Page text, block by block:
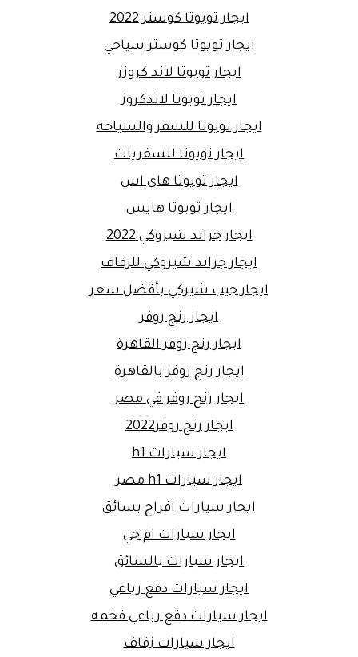
ايجار تويوتا كوستر 2022
ايجار تويوتا كوستر سياحي
ايجار تويوتا لاند كروزر
ايجار تويوتا لاندكروز
ايجار تويوتا للسفر والسياحة
ايجار تويوتا للسفريات
ايجار تويوتا هاي اس
ايجار تويوتا هايس
ايجار جراند شيروكي 2022
ايجار جراند شيروكي للزفاف
ايجار جيب شيركي بأفضل سعر
ايجار رنج روفر
ايجار رنج روفر القاهرة
ايجار رنج روفر بالقاهرة
ايجار رنج روفر في مصر
ايجار رنج روفر2022
ايجار سيارات h1
ايجار سيارات h1 مصر
ايجار سيارات افراح بسائق
ايجار سيارات ام جي
ايجار سيارات بالسائق
ايجار سيارات دفع رباعي
ايجار سيارات دفع رباعي فخمه
ايجار سيارات زفاف